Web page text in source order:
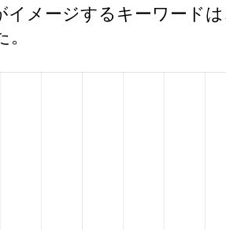
イメージするキーワード